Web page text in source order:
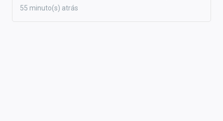
55 minuto(s) atrás